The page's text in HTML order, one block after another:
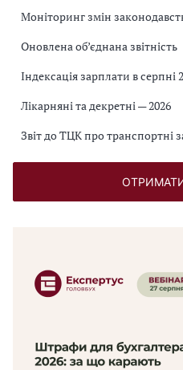
Моніторинг змін
Оновлена об’єднана звітність
Індексація зарплати в серпні
Лікарняні та декретні — 2026
Звіт до ТЦК про транспортні